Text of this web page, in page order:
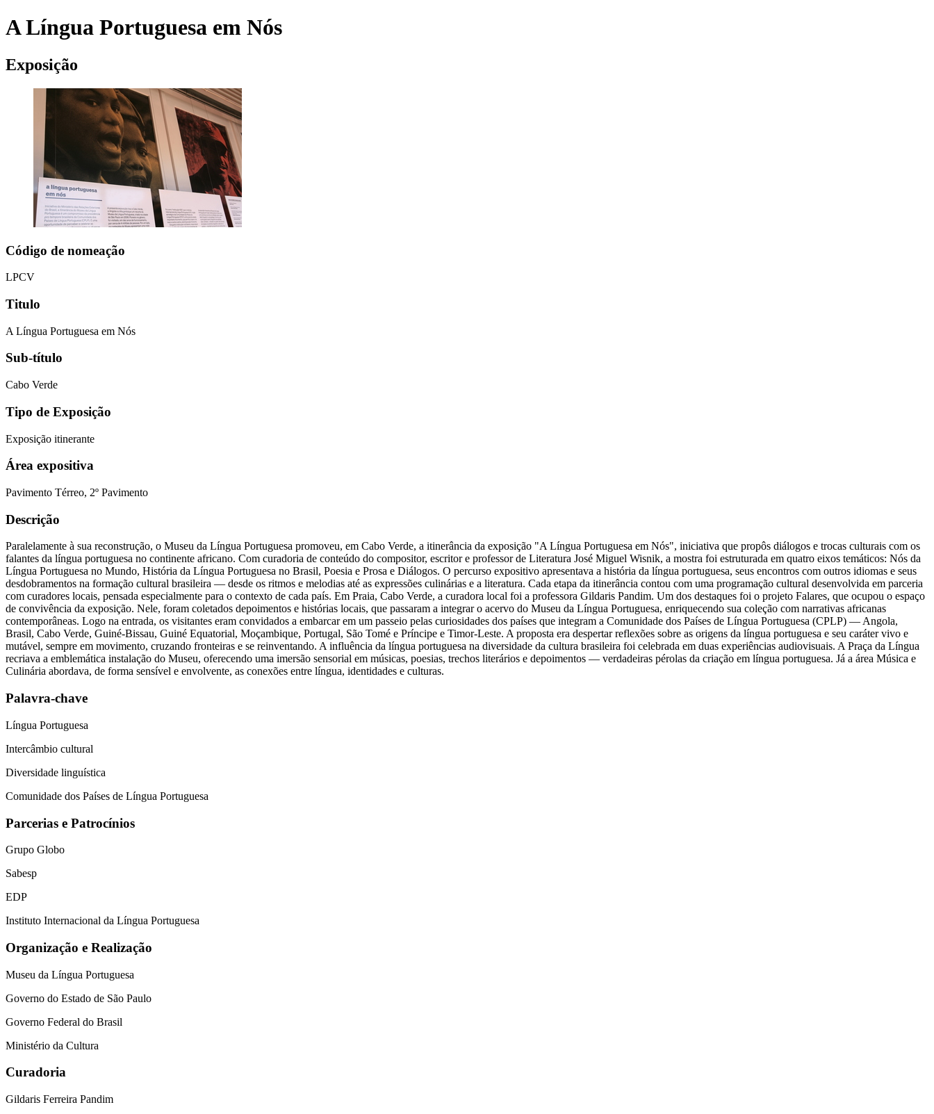
A Língua Portuguesa em Nós
Exposição
Código de nomeação
LPCV
Titulo
A Língua Portuguesa em Nós
Sub-título
Cabo Verde
Tipo de Exposição
Exposição itinerante
Área expositiva
Pavimento Térreo, 2º Pavimento
Descrição
Paralelamente à sua reconstrução, o Museu da Língua Portuguesa promoveu, em Cabo Verde, a itinerância da exposição "A Língua Portuguesa em Nós", iniciativa que propôs diálogos e trocas culturais com os
falantes da língua portuguesa no continente africano. Com curadoria de conteúdo do compositor, escritor e professor de Literatura José Miguel Wisnik, a mostra foi estruturada em quatro eixos temáticos: Nós da
Língua Portuguesa no Mundo, História da Língua Portuguesa no Brasil, Poesia e Prosa e Diálogos. O percurso expositivo apresentava a história da língua portuguesa, seus encontros com outros idiomas e seus
desdobramentos na formação cultural brasileira — desde os ritmos e melodias até as expressões culinárias e a literatura. Cada etapa da itinerância contou com uma programação cultural desenvolvida em parceria
com curadores locais, pensada especialmente para o contexto de cada país. Em Praia, Cabo Verde, a curadora local foi a professora Gildaris Pandim. Um dos destaques foi o projeto Falares, que ocupou o espaço
de convivência da exposição. Nele, foram coletados depoimentos e histórias locais, que passaram a integrar o acervo do Museu da Língua Portuguesa, enriquecendo sua coleção com narrativas africanas
contemporâneas. Logo na entrada, os visitantes eram convidados a embarcar em um passeio pelas curiosidades dos países que integram a Comunidade dos Países de Língua Portuguesa (CPLP) — Angola,
Brasil, Cabo Verde, Guiné-Bissau, Guiné Equatorial, Moçambique, Portugal, São Tomé e Príncipe e Timor-Leste. A proposta era despertar reflexões sobre as origens da língua portuguesa e seu caráter vivo e
mutável, sempre em movimento, cruzando fronteiras e se reinventando. A influência da língua portuguesa na diversidade da cultura brasileira foi celebrada em duas experiências audiovisuais. A Praça da Língua
recriava a emblemática instalação do Museu, oferecendo uma imersão sensorial em músicas, poesias, trechos literários e depoimentos — verdadeiras pérolas da criação em língua portuguesa. Já a área Música e
Culinária abordava, de forma sensível e envolvente, as conexões entre língua, identidades e culturas.
Palavra-chave
Língua Portuguesa
Intercâmbio cultural
Diversidade linguística
Comunidade dos Países de Língua Portuguesa
Parcerias e Patrocínios
Grupo Globo
Sabesp
EDP
Instituto Internacional da Língua Portuguesa
Organização e Realização
Museu da Língua Portuguesa
Governo do Estado de São Paulo
Governo Federal do Brasil
Ministério da Cultura
Curadoria
Gildaris Ferreira Pandim